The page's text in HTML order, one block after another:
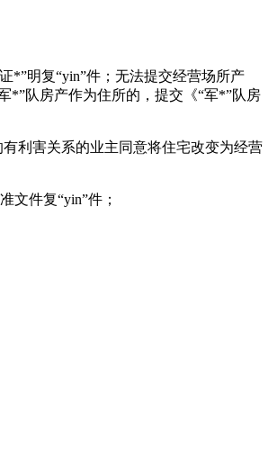
*”明复“yin”件；无法提交经营场所产
*”队房产作为住所的，提交《“军*”队房
利害关系的业主同意将住宅改变为经营
文件复“yin”件；